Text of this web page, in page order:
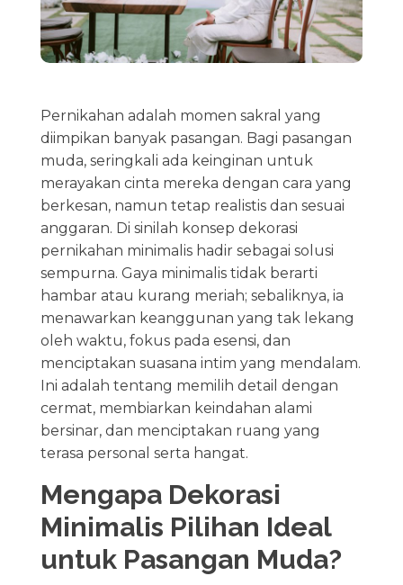
Pernikahan adalah momen sakral yang
diimpikan banyak pasangan. Bagi pasangan
muda, seringkali ada keinginan untuk
merayakan cinta mereka dengan cara yang
berkesan, namun tetap realistis dan sesuai
anggaran. Di sinilah konsep dekorasi
pernikahan minimalis hadir sebagai solusi
sempurna. Gaya minimalis tidak berarti
hambar atau kurang meriah; sebaliknya, ia
menawarkan keanggunan yang tak lekang
oleh waktu, fokus pada esensi, dan
menciptakan suasana intim yang mendalam.
Ini adalah tentang memilih detail dengan
cermat, membiarkan keindahan alami
bersinar, dan menciptakan ruang yang
terasa personal serta hangat.
Mengapa Dekorasi
Minimalis Pilihan Ideal
untuk Pasangan Muda?